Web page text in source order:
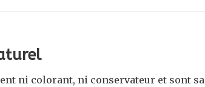
ni colorant, ni conservateur et sont